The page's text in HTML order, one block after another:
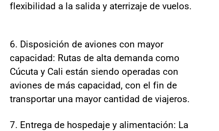
flexibilidad a la salida y aterrizaje de vuelos.
6. Disposición de aviones con mayor
capacidad: Rutas de alta demanda como
Cúcuta y Cali están siendo operadas con
aviones de más capacidad, con el fin de
transportar una mayor cantidad de viajeros.
7. Entrega de hospedaje y alimentación: La